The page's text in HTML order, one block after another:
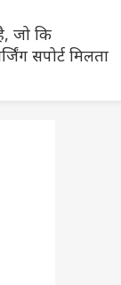
जो कि
सपोर्ट मिलता